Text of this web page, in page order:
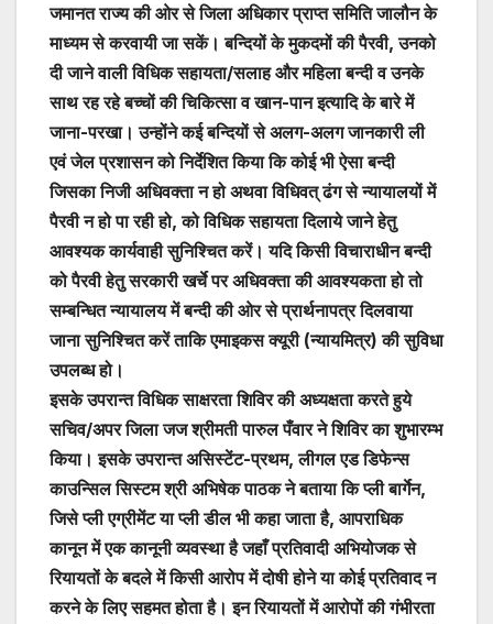
जमानत राज्य की ओर से जिला अधिकार प्राप्त समिति जालौन के
माध्यम से करवायी जा सकें। बन्दियों के मुकदमों की पैरवी, उनको
दी जाने वाली विधिक सहायता/सलाह और महिला बन्दी व उनके
साथ रह रहे बच्चों की चिकित्सा व खान-पान इत्यादि के बारे में
जाना-परखा। उन्होंने कई बन्दियों से अलग-अलग जानकारी ली
एवं जेल प्रशासन को निर्देशित किया कि कोई भी ऐसा बन्दी
जिसका निजी अधिवक्ता न हो अथवा विधिवत् ढंग से न्यायालयों में
पैरवी न हो पा रही हो, को विधिक सहायता दिलाये जाने हेतु
आवश्यक कार्यवाही सुनिश्चित करें। यदि किसी विचाराधीन बन्दी
को पैरवी हेतु सरकारी खर्चे पर अधिवक्ता की आवश्यकता हो तो
सम्बन्धित न्यायालय में बन्दी की ओर से प्रार्थनापत्र दिलवाया
जाना सुनिश्चित करें ताकि एमाइकस क्यूरी (न्यायमित्र) की सुविधा
उपलब्ध हो।
इसके उपरान्त विधिक साक्षरता शिविर की अध्यक्षता करते हुये
सचिव/अपर जिला जज श्रीमती पारुल पँवार ने शिविर का शुभारम्भ
किया। इसके उपरान्त असिस्टेंट-प्रथम, लीगल एड डिफेन्स
काउन्सिल सिस्टम श्री अभिषेक पाठक ने बताया कि प्ली बार्गेन,
जिसे प्ली एग्रीमेंट या प्ली डील भी कहा जाता है, आपराधिक
कानून में एक कानूनी व्यवस्था है जहाँ प्रतिवादी अभियोजक से
रियायतों के बदले में किसी आरोप में दोषी होने या कोई प्रतिवाद न
करने के लिए सहमत होता है। इन रियायतों में आरोपों की गंभीरता